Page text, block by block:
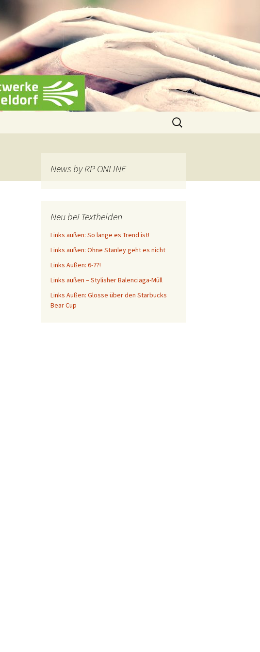
Suchen
nach:
News by RP ONLINE
Neu bei Texthelden
Links außen: So lange es Trend ist!
Links außen: Ohne Stanley geht es nicht
Links Außen: 6-7?!
Links außen – Stylisher Balenciaga-Müll
Links Außen: Glosse über den Starbucks
Bear Cup